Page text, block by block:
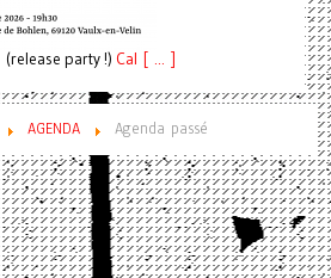
(release party !) Cal [ ... ]
AGENDA Agenda passé